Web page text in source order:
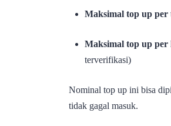
Maksimal top up per
Maksimal top up per
terverifikasi)
Nominal top up ini bisa
tidak gagal masuk.